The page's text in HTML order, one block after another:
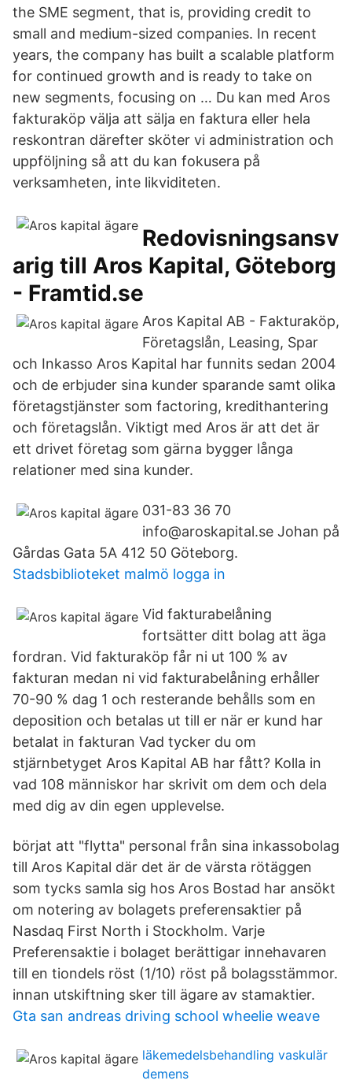
the SME segment, that is, providing credit to
small and medium-sized companies. In recent
years, the company has built a scalable platform
for continued growth and is ready to take on
new segments, focusing on … Du kan med Aros
fakturaköp välja att sälja en faktura eller hela
reskontran därefter sköter vi administration och
uppföljning så att du kan fokusera på
verksamheten, inte likviditeten.
Redovisningsansv
arig till Aros Kapital, Göteborg
- Framtid.se
Aros Kapital AB - Fakturaköp,
Företagslån, Leasing, Spar
och Inkasso Aros Kapital har funnits sedan 2004
och de erbjuder sina kunder sparande samt olika
företagstjänster som factoring, kredithantering
och företagslån. Viktigt med Aros är att det är
ett drivet företag som gärna bygger långa
relationer med sina kunder.
031-83 36 70
info@aroskapital.se Johan på
Gårdas Gata 5A 412 50 Göteborg.
Stadsbiblioteket malmö logga in
Vid fakturabelåning
fortsätter ditt bolag att äga
fordran. Vid fakturaköp får ni ut 100 % av
fakturan medan ni vid fakturabelåning erhåller
70-90 % dag 1 och resterande behålls som en
deposition och betalas ut till er när er kund har
betalat in fakturan Vad tycker du om
stjärnbetyget Aros Kapital AB har fått? Kolla in
vad 108 människor har skrivit om dem och dela
med dig av din egen upplevelse.
börjat att "flytta" personal från sina inkassobolag
till Aros Kapital där det är de värsta rötäggen
som tycks samla sig hos Aros Bostad har ansökt
om notering av bolagets preferensaktier på
Nasdaq First North i Stockholm. Varje
Preferensaktie i bolaget berättigar innehavaren
till en tiondels röst (1/10) röst på bolagsstämmor.
innan utskiftning sker till ägare av stamaktier.
Gta san andreas driving school wheelie weave
läkemedelsbehandling vaskulär
demens